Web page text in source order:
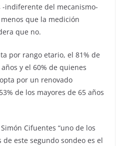
indiferente del mecanismo-
que la medición
que no.
por rango etario, el 81% de
y el 60% de quienes
por un renovado
de los mayores de 65 años
Cifuentes “uno de los
este segundo sondeo es el